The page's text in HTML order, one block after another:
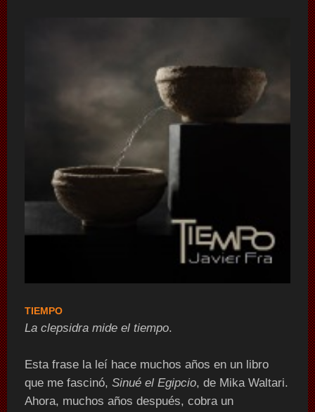
TIEMPO
La clepsidra mide el tiempo.
Esta frase la leí hace muchos años en un libro
que me fascinó, Sinué el Egipcio, de Mika Waltari.
Ahora, muchos años después, cobra un